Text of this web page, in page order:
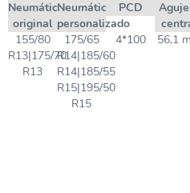
Neumático
original
Neumático
personalizado
PCD
155/80
R13|175/70
R13
175/65
R14|185/60
R14|185/55
R15|195/50
R15
4*100 56,1